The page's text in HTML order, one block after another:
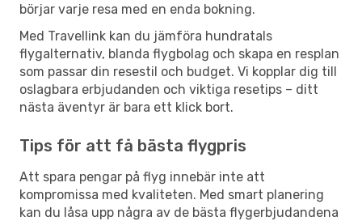
börjar varje resa med en enda bokning.
Med Travellink kan du jämföra hundratals
flygalternativ, blanda flygbolag och skapa en resplan
som passar din resestil och budget. Vi kopplar dig till
oslagbara erbjudanden och viktiga resetips – ditt
nästa äventyr är bara ett klick bort.
Tips för att få bästa flygpris
Att spara pengar på flyg innebär inte att
kompromissa med kvaliteten. Med smart planering
kan du låsa upp några av de bästa flygerbjudandena